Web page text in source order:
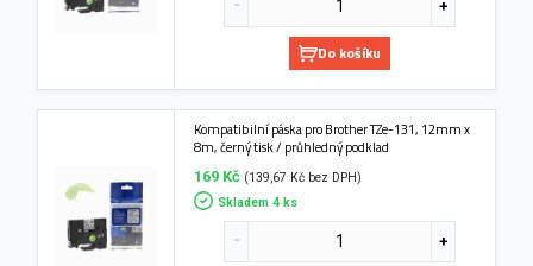
Do košíku
Kompatibilní páska pro Brother TZe-131, 12mm x
8m, černý tisk / průhledný podklad
169 Kč (139,67 Kč bez DPH)
Skladem 4 ks